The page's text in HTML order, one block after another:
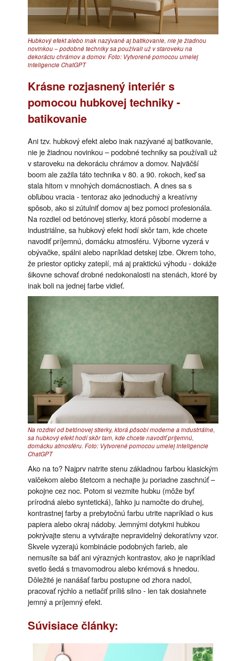
Hubkový efekt alebo inak nazývané aj batikovanie, nie je žiadnou
novinkou – podobné techniky sa používali už v staroveku na
dekoráciu chrámov a domov. Foto: Vytvorené pomocou umelej
inteligencie ChatGPT
Krásne rozjasnený interiér s
pomocou hubkovej techniky -
batikovanie
Ani tzv. hubkový efekt alebo inak nazývané aj batikovanie,
nie je žiadnou novinkou – podobné techniky sa používali už
v staroveku na dekoráciu chrámov a domov. Najväčší
boom ale zažila táto technika v 80. a 90. rokoch, keď sa
stala hitom v mnohých domácnostiach. A dnes sa s
obľubou vracia - tentoraz ako jednoduchý a kreatívny
spôsob, ako si zútulniť domov aj bez pomoci profesionála.
Na rozdiel od betónovej stierky, ktorá pôsobí moderne a
industriálne, sa hubkový efekt hodí skôr tam, kde chcete
navodiť príjemnú, domácku atmosféru. Výborne vyzerá v
obývačke, spálni alebo napríklad detskej izbe. Okrem toho,
že priestor opticky zateplí, má aj praktickú výhodu - dokáže
šikovne schovať drobné nedokonalosti na stenách, ktoré by
inak boli na jednej farbe vidieť.
Na rozdiel od betónovej stierky, ktorá pôsobí moderne a industriálne,
sa hubkový efekt hodí skôr tam, kde chcete navodiť príjemnú,
domácku atmosféru. Foto: Vytvorené pomocou umelej inteligencie
ChatGPT
Ako na to? Najprv natrite stenu základnou farbou klasickým
valčekom alebo štetcom a nechajte ju poriadne zaschnúť –
pokojne cez noc. Potom si vezmite hubku (môže byť
prírodná alebo syntetická), ľahko ju namočte do druhej,
kontrastnej farby a prebytočnú farbu utrite napríklad o kus
papiera alebo okraj nádoby. Jemnými dotykmi hubkou
pokrývajte stenu a vytvárajte nepravidelný dekoratívny vzor.
Skvele vyzerajú kombinácie podobných farieb, ale
nemusíte sa báť ani výrazných kontrastov, ako je napríklad
svetlo šedá s tmavomodrou alebo krémová s hnedou.
Dôležité je nanášať farbu postupne od zhora nadol,
pracovať rýchlo a netlačiť príliš silno - len tak dosiahnete
jemný a príjemný efekt.
Súvisiace články: